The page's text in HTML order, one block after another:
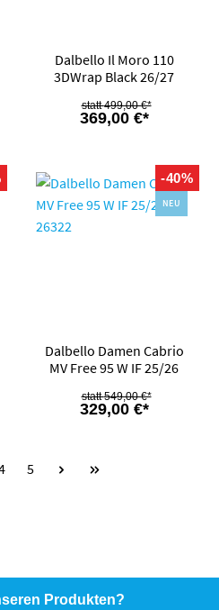
Dalbello Il Moro 110
3DWrap Black 26/27
369,00 €*
499,00 €*
-40%
NEU
Dalbello Damen Cabrio
MV Free 95 W IF 25/26
329,00 €*
549,00 €*
Seite
5
Produkten?